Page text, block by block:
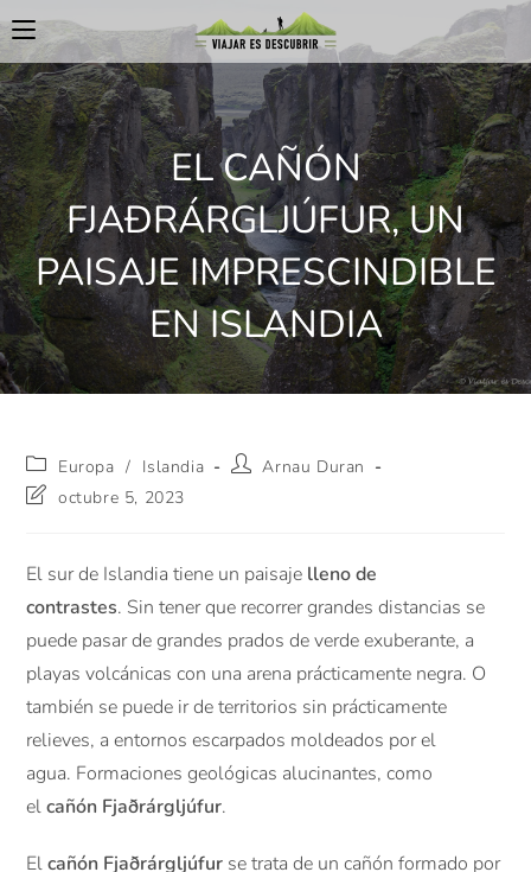
EL CAÑÓN
FJAÐRÁRGLJÚFUR, UN
PAISAJE IMPRESCINDIBLE
EN ISLANDIA
Europa / Islandia
Arnau Duran
octubre 5, 2023
El sur de Islandia tiene un paisaje lleno de
contrastes. Sin tener que recorrer grandes distancias se
puede pasar de grandes prados de verde exuberante, a
playas volcánicas con una arena prácticamente negra. O
también se puede ir de territorios sin prácticamente
relieves, a entornos escarpados moldeados por el
agua. Formaciones geológicas alucinantes, como
elcañón Fjaðrárgljúfur.
Elcañón Fjaðrárgljúfur se trata de un cañón formado por